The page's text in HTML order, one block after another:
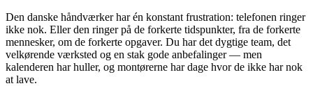
Den danske håndværker har én konstant frustration: telefonen ringer
ikke nok. Eller den ringer på de forkerte tidspunkter, fra de forkerte
mennesker, om de forkerte opgaver. Du har det dygtige team, det
velkørende værksted og en stak gode anbefalinger — men
kalenderen har huller, og montørerne har dage hvor de ikke har nok
at lave.